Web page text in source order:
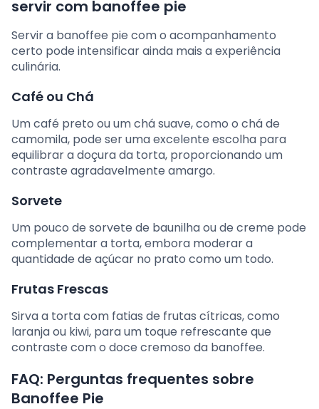
servir com banoffee pie
Servir a banoffee pie com o acompanhamento
certo pode intensificar ainda mais a experiência
culinária.
Café ou Chá
Um café preto ou um chá suave, como o chá de
camomila, pode ser uma excelente escolha para
equilibrar a doçura da torta, proporcionando um
contraste agradavelmente amargo.
Sorvete
Um pouco de sorvete de baunilha ou de creme pode
complementar a torta, embora moderar a
quantidade de açúcar no prato como um todo.
Frutas Frescas
Sirva a torta com fatias de frutas cítricas, como
laranja ou kiwi, para um toque refrescante que
contraste com o doce cremoso da banoffee.
FAQ: Perguntas frequentes sobre
Banoffee Pie